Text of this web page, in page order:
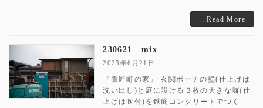
...Read More
230621 mix
2023年6月21日
『鷹匠町の家』 玄関ポーチの壁(仕上げは
洗い出し)と庭に設ける３枚の大きな塀(仕
上げは吹付)を鉄筋コンクリートでつく